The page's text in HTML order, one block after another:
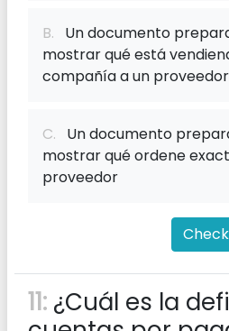
B. Un documento
mostrar qué está
compañía a un proveedor
C. Un documento
mostrar qué ordene
proveedor
11: ¿Cuál es la